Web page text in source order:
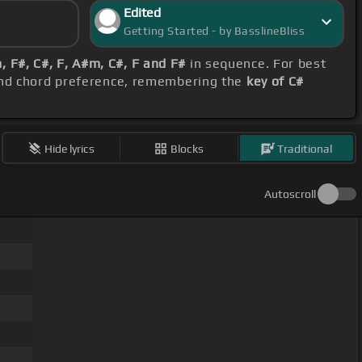
Edited
Getting Started - by BasslineBliss
F#, C#, F, A#m, C#, F and F# in sequence. For best
chord preference, remembering the key of C#
Hide lyrics Blocks Traditional
Autoscroll